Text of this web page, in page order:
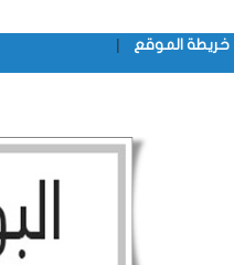
خريطة الموقع |